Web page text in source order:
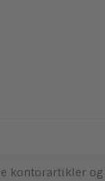
kontorartikler